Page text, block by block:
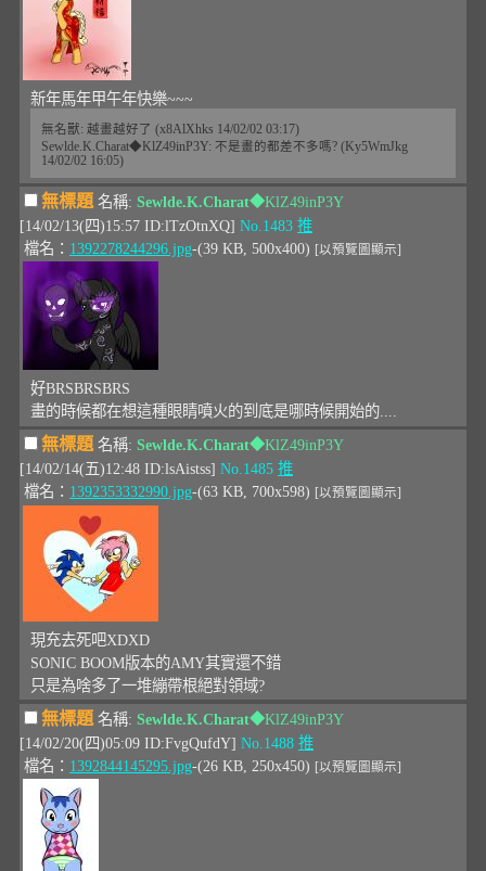
新年馬年甲午年快樂~~~
無名獸: 越畫越好了 (x8AlXhks 14/02/02 03:17)
Sewlde.K.Charat◆KlZ49inP3Y: 不是畫的都差不多嗎? (Ky5WmJkg
14/02/02 16:05)
無標題 名稱: Sewlde.K.Charat◆KlZ49inP3Y
[14/02/13(四)15:57 ID:lTzOtnXQ] No.1483 推
檔名： 1392278244296.jpg-(39 KB, 500x400) [以預覽圖顯示]
好BRSBRSBRS
畫的時候都在想這種眼睛噴火的到底是哪時候開始的....
無標題名稱: Sewlde.K.Charat◆KlZ49inP3Y
[14/02/14(五)12:48 ID:lsAistss] No.1485 推
檔名： 1392353332990.jpg-(63 KB, 700x598) [以預覽圖顯示]
現充去死吧XDXD
SONIC BOOM版本的AMY其實還不錯
只是為啥多了一堆繃帶根絕對領域?
無標題 名稱: Sewlde.K.Charat◆KlZ49inP3Y
[14/02/20(四)05:09 ID:FvgQufdY] No.1488 推
檔名： 1392844145295.jpg-(26 KB, 250x450) [以預覽圖顯示]